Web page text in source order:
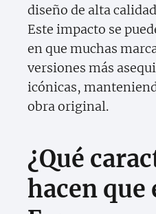
diseño de alta
Este impacto se
en que muchas
versiones más
icónicas,
obra original.
¿Qué
hacen